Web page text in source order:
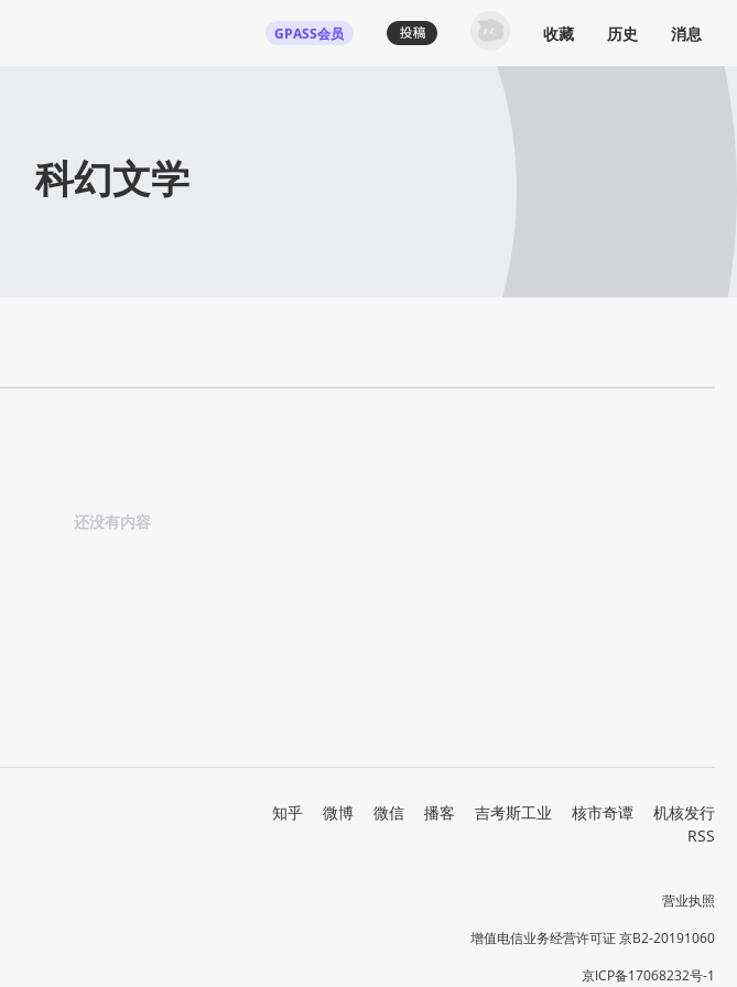
GPASS会员 收藏 历史 消息
科幻文学
还没有内容
知乎 微博 微信 播客 吉考斯工业 核市奇谭
机核发行
RSS
营业执照
增值电信业务经营许可证 京B2-20191060
京ICP备17068232号-1